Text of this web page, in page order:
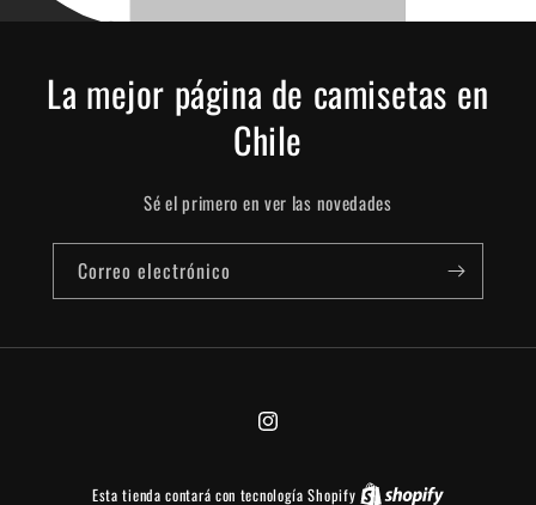
La mejor página de camisetas en
Chile
Sé el primero en ver las novedades
Correo electrónico
Instagram
Esta tienda contará con tecnología Shopify